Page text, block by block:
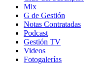
Mix
G de Gestión
Notas Contratadas
Podcast
Gestión TV
Videos
Fotogalerías